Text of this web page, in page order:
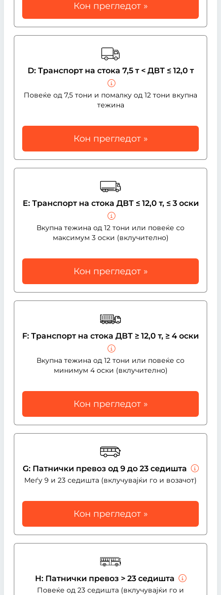
Кон прегледот »
D: Транспорт на стока 7,5 т < ДВТ ≤ 12,0 т
Повеќе од 7,5 тони и помалку од 12 тони вкупна
тежина
Кон прегледот »
E: Транспорт на стока ДВТ ≤ 12,0 т, ≤ 3 оски
Вкупна тежина од 12 тони или повеќе со
максимум 3 оски (вклучително)
Кон прегледот »
F: Транспорт на стока ДВТ ≥ 12,0 т, ≥ 4 оски
Вкупна тежина од 12 тони или повеќе со
минимум 4 оски (вклучително)
Кон прегледот »
G: Патнички превоз од 9 до 23 седишта
Меѓу 9 и 23 седишта (вклучувајќи го и возачот)
Кон прегледот »
H: Патнички превоз > 23 седишта
Повеќе од 23 седишта (вклучувајќи го и